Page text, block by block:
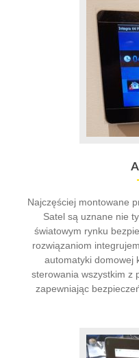
Najczęściej montowane
Satel są uznane nie
światowym rynku
rozwiązaniom
automatyki domowej
sterowania wszystkim z
zapewniając